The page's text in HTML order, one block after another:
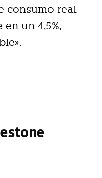
consumo real
un 4,5%,